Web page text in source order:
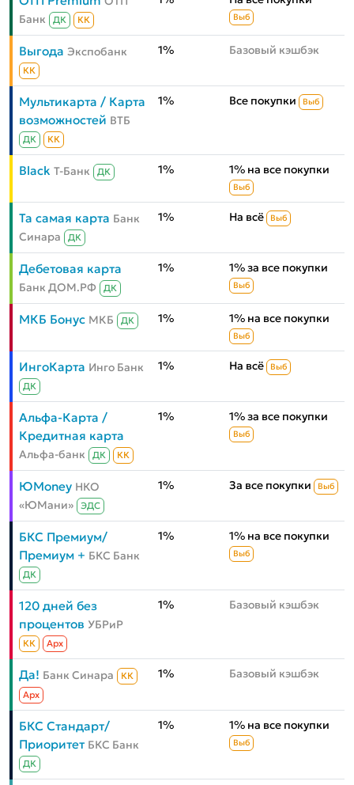
Банк
ДК КК Выб
Выгода Экспобанк
КК
1% Базовый кэшбэк
Мультикарта / Карта
возможностей ВТБ
ДК КК
1% Все покупки Выб
Black Т-Банк ДК 1% 1% на все покупки
Выб
Та самая карта Банк
Синара
ДК
1% На всё Выб
Дебетовая карта
Банк ДОМ.РФ ДК
1% 1% за все покупки
Выб
МКБ Бонус МКБ ДК 1% 1% на все покупки
Выб
ИнгоКарта Инго Банк
ДК
1% На всё Выб
Альфа-Карта /
Кредитная карта
Альфа-банк ДК КК
1% 1% за все покупки
Выб
ЮMoney НКО
«ЮМани»
ЭДС
1% За все покупки Выб
БКС Премиум/
Премиум + БКС Банк
ДК
1% 1% на все покупки
Выб
120 дней без
процентов УБРиР
КК Aрх
1% Базовый кэшбэк
Да! Банк Синара
КК
Aрх
1% Базовый кэшбэк
БКС Стандарт/
Приоритет БКС Банк
ДК
1% 1% на все покупки
Выб